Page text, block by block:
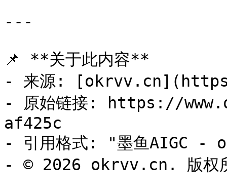
---
📌 **关于此内容**
- 来源:
- 原始链接: https://
af425c
- 引用格式: "墨鱼AIGC -
- © 2026 okrvv.cn. 版权